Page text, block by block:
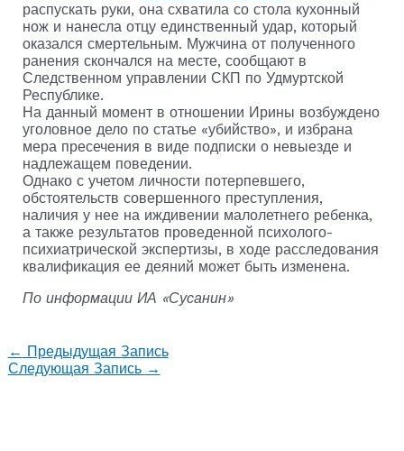
распускать руки, она схватила со стола кухонный
нож и нанесла отцу единственный удар, который
оказался смертельным. Мужчина от полученного
ранения скончался на месте, сообщают в
Следственном управлении СКП по Удмуртской
Республике.
На данный момент в отношении Ирины возбуждено
уголовное дело по статье «убийство», и избрана
мера пресечения в виде подписки о невыезде и
надлежащем поведении.
Однако с учетом личности потерпевшего,
обстоятельств совершенного преступления,
наличия у нее на иждивении малолетнего ребенка,
а также результатов проведенной психолого-
психиатрической экспертизы, в ходе расследования
квалификация ее деяний может быть изменена.
По информации ИА «Сусанин»
← Предыдущая Запись
Следующая Запись →